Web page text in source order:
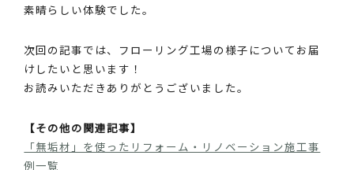
素晴らしい体験でした。
次回の記事では、フローリング工場の様子についてお届
けしたいと思います！
お読みいただきありがとうございました。
【その他の関連記事】
「無垢材」を使ったリフォーム・リノベーション施工事
例一覧